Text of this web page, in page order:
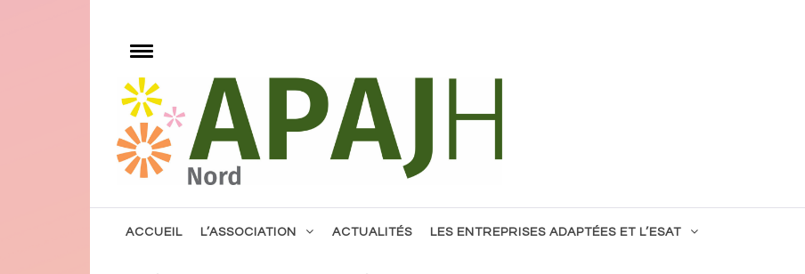
contentToggle
menu
ACCUEIL L’ASSOCIATION ACTUALITÉS LES ENTREPRISES ADAPTÉES ET L’ESAT